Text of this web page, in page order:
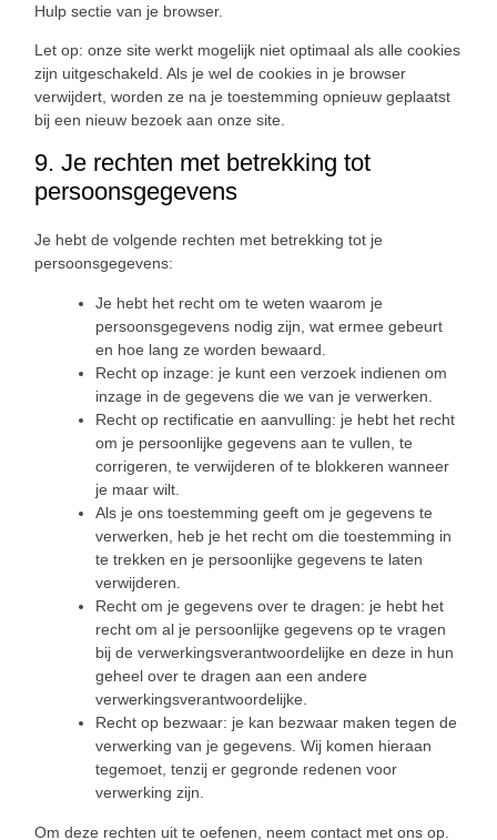
Hulp sectie van je browser.
Let op: onze site werkt mogelijk niet optimaal als alle cookies
zijn uitgeschakeld. Als je wel de cookies in je browser
verwijdert, worden ze na je toestemming opnieuw geplaatst
bij een nieuw bezoek aan onze site.
9. Je rechten met betrekking tot
persoonsgegevens
Je hebt de volgende rechten met betrekking tot je
persoonsgegevens:
Je hebt het recht om te weten waarom je
persoonsgegevens nodig zijn, wat ermee gebeurt
en hoe lang ze worden bewaard.
Recht op inzage: je kunt een verzoek indienen om
inzage in de gegevens die we van je verwerken.
Recht op rectificatie en aanvulling: je hebt het recht
om je persoonlijke gegevens aan te vullen, te
corrigeren, te verwijderen of te blokkeren wanneer
je maar wilt.
Als je ons toestemming geeft om je gegevens te
verwerken, heb je het recht om die toestemming in
te trekken en je persoonlijke gegevens te laten
verwijderen.
Recht om je gegevens over te dragen: je hebt het
recht om al je persoonlijke gegevens op te vragen
bij de verwerkingsverantwoordelijke en deze in hun
geheel over te dragen aan een andere
verwerkingsverantwoordelijke.
Recht op bezwaar: je kan bezwaar maken tegen de
verwerking van je gegevens. Wij komen hieraan
tegemoet, tenzij er gegronde redenen voor
verwerking zijn.
Om deze rechten uit te oefenen, neem contact met ons op.